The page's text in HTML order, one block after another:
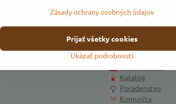
Úvod
Pre včelárov
Pre pestovateľov
Katalóg
Poradenstvo
Komunita
Zásady ochrany osobných údajov
Ukázať podrobnosti
Prijať všetky cookies